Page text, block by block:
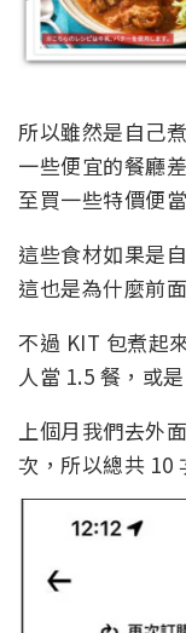
所以雖然是自己
一些便宜的餐廳
至買一些特價便
這些食材如果是
這也是為什麼前
不過 KIT 包煮起
人當 1.5 餐，或
上個月我們去外
次，所以總共 10